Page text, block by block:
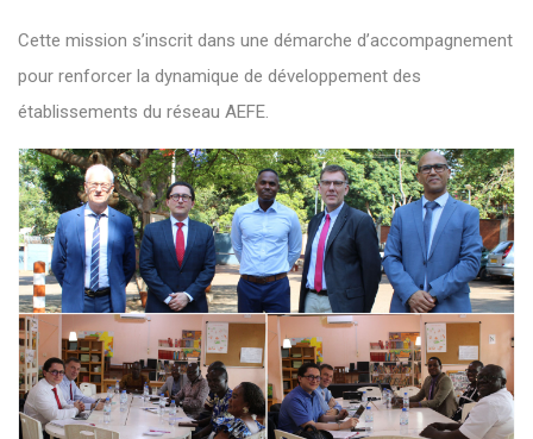
Cette mission s’inscrit dans une démarche d’accompagnement
pour renforcer la dynamique de développement des
établissements du réseau AEFE.